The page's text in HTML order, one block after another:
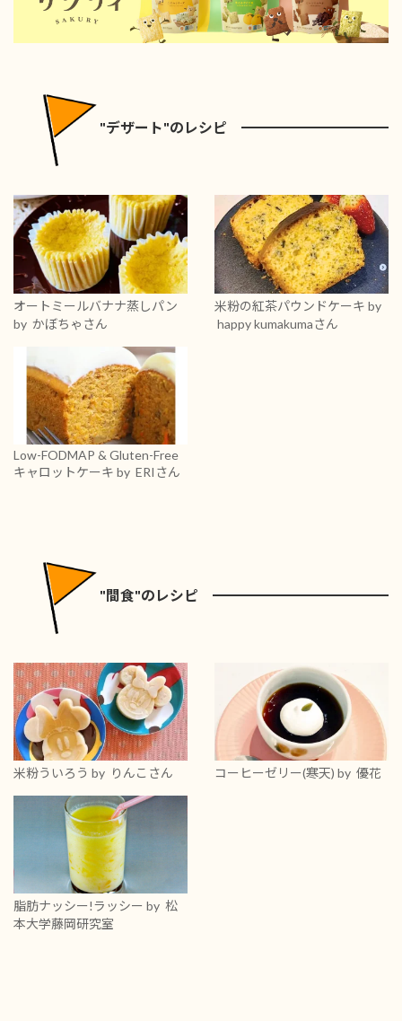
"デザート"のレシピ
オートミールバナナ蒸しパン
by かぼちゃさん
米粉の紅茶パウンドケーキ by
happy kumakumaさん
Low-FODMAP & Gluten-Free
キャロットケーキ by ERIさん
"間食"のレシピ
米粉ういろう by りんこさん コーヒーゼリー(寒天) by 優花
脂肪ナッシー!ラッシー by 松
本大学藤岡研究室